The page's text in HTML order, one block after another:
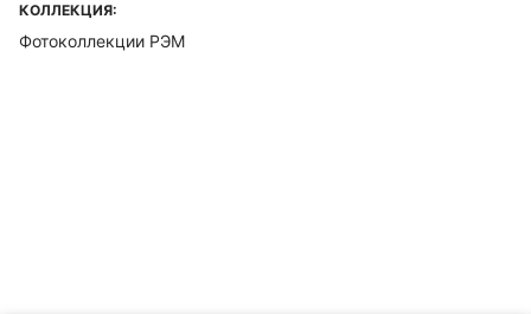
КОЛЛЕКЦИЯ:
Фотоколлекции РЭМ